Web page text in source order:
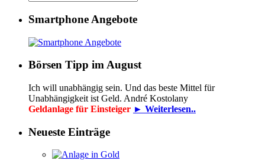
Smartphone Angebote
Börsen Tipp im August
Ich will unabhängig sein. Und das beste Mittel für
Unabhängigkeit ist Geld. André Kostolany
Geldanlage für Einsteiger ► Weiterlesen..
Neueste Einträge